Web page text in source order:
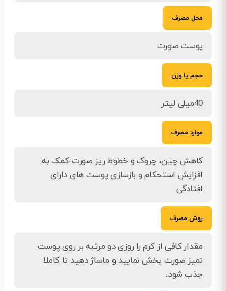
محل مصرف
پوست صورت
حجم یا وزن
40میلی لیتر
موارد مصرف
کاهش چین، چروک و خطوط ریز صورت-کمک به
افزایش استحکام و بازسازی پوست های دارای
افتادگی
روش مصرف
مقدار کافی از کرم را روزی دو مرتبه بر روی پوست
تمیز صورت پخش نمایید و ماساژ دهید تا کاملا
جذب شود.